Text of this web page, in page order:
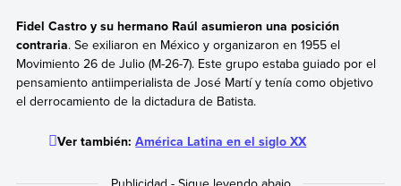
Fidel Castro y su hermano Raúl asumieron una posición
contraria. Se exiliaron en México y organizaron en 1955 el
Movimiento 26 de Julio (M-26-7). Este grupo estaba guiado por el
pensamiento antiimperialista de José Martí y tenía como objetivo
el derrocamiento de la dictadura de Batista.
Ver también:América Latina en el siglo XX